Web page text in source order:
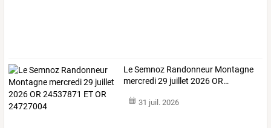
LeSemnoz Randonneur Montagne
mercredi29 juillet 2026OR…
31 juil. 2026